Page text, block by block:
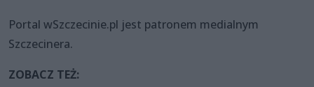
Portal wSzczecinie.pl jest patronem medialnym
Szczecinera.
ZOBACZ TEŻ: